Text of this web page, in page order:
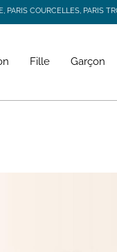
COURCELLES, PARIS
Fille Garçon